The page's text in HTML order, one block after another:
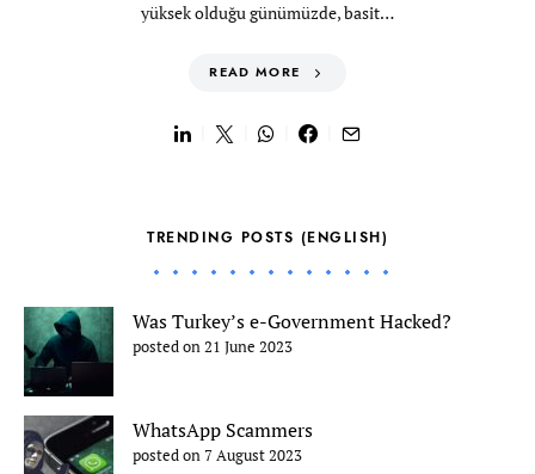
yüksek olduğu günümüzde, basit…
READ MORE
TRENDING POSTS (ENGLISH)
Was Turkey’s e-Government Hacked?
posted on 21 June 2023
WhatsApp Scammers
posted on 7 August 2023